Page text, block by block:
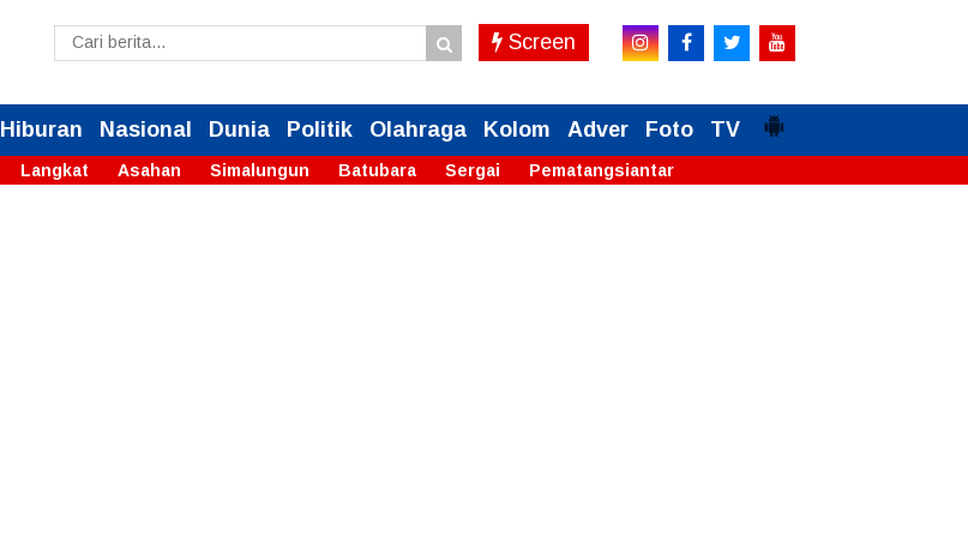
Screen
Hiburan Nasional Dunia Politik Olahraga Kolom Adver Foto TV
Langkat Asahan Simalungun Batubara Sergai Pematangsiantar